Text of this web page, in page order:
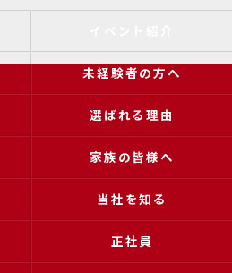
未経験者の方へ
選ばれる理由
家族の皆様へ
当社を知る
正社員